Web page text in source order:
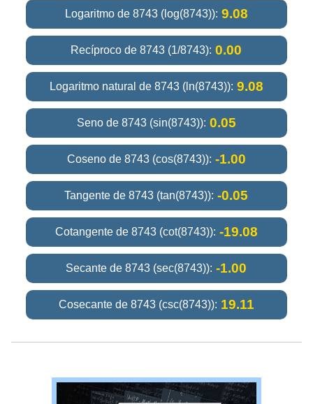
Logaritmo de 8743 (log(8743)): 9.08
Recíproco de 8743 (1/8743): 0.00
Logaritmo natural de 8743 (ln(8743)): 9.08
Seno de 8743 (sin(8743)): 0.05
Coseno de 8743 (cos(8743)): -1.00
Tangente de 8743 (tan(8743)): -0.05
Cotangente de 8743 (cot(8743)): -19.08
Secante de 8743 (sec(8743)): -1.00
Cosecante de 8743 (csc(8743)): 19.11